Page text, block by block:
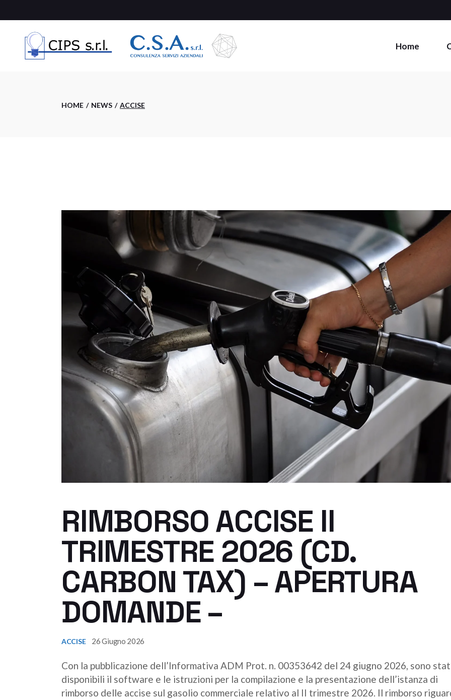
the
content
Home
HOME NEWS ACCISE
RIMBORSO ACCISE II
TRIMESTRE 2026 (CD.
CARBON TAX) – APERTURA
DOMANDE –
ACCISE 26 Giugno 2026
Con la pubblicazione dell’Informativa ADM Prot. n. 00353642 del 24 giugno 2026, sono
disponibili il software e le istruzioni per la compilazione e la presentazione dell’istanza di
rimborso delle accise sul gasolio commerciale relativo al II trimestre 2026. Il rimborso